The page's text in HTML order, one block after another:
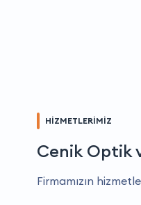
HİZMETLERİMİZ
Cenik Optik
Firmamızın